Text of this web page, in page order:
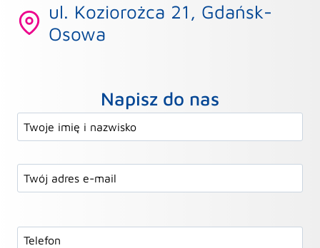
ul. Koziorożca 21, Gdańsk-
Osowa
Napisz do nas